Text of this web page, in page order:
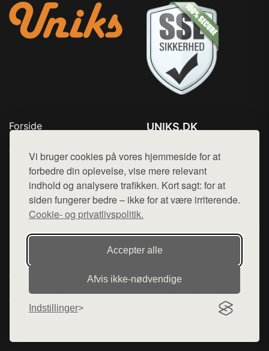
Vi bruger cookies på vores hjemmeside for at
forbedre din oplevelse, vise mere relevant
indhold og analysere trafikken. Kort sagt: for at
siden fungerer bedre – ikke for at være irriterende.
Cookie- og privatlivspolitik.
Accepter alle
Afvis ikke‑nødvendige
Indstillinger
Forside
Top Rabatter
Kontakt
UNIKS.DK
Mail: hej@want.dk
Cookie- og privatlivspolitik
Denne side er en del af want.dk, der udgiver en række
hjemmesider med præsentation af forskellige produkter fra
diverse webshops. Der sælges ikke varer fra denne side - vi
varerne på lager.